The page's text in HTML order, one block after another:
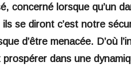
concerné lorsque qu’un
se diront c’est notre
d’être menacée. D’où
dans une